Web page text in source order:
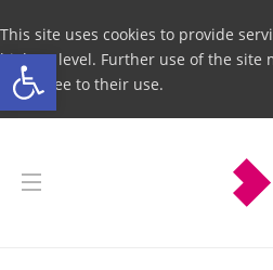
Open toolbar
This site uses cookies to provide
highest level. Further use of the site
you agree to their use.